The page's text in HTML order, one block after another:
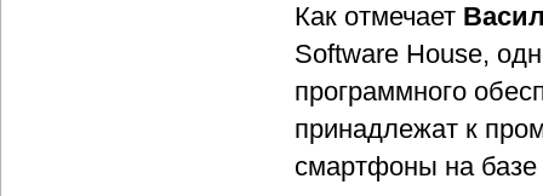
Как отмечает
Software House,
программного
принадлежат к
смартфоны на базе